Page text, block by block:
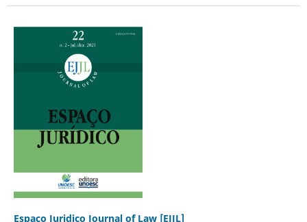
Espaço Juridico Journal of Law [EJJL]